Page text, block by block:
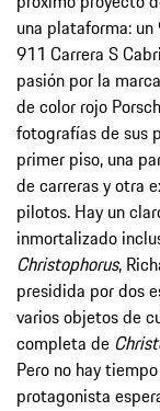
una plataforma:
911 Carrera S
pasión por la
de color rojo
fotografías de sus
primer piso, una
de carreras y otra
pilotos. Hay un
inmortalizado
Christophorus,
presidida por dos
varios objetos de
completa de
Pero no hay
protagonista